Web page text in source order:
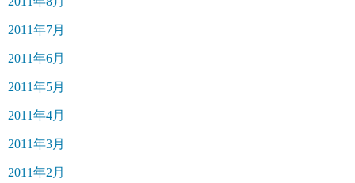
2011年7月
2011年6月
2011年5月
2011年4月
2011年3月
2011年2月